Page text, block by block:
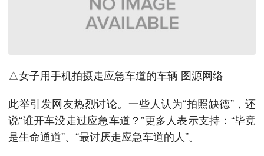
△女子用手机拍摄走应急车道的车辆 图源网络
此举引发网友热烈讨论。一些人认为“拍照缺德”，还
说“谁开车没走过应急车道？”更多人表示支持：“毕竟
是生命通道”、“最讨厌走应急车道的人”。